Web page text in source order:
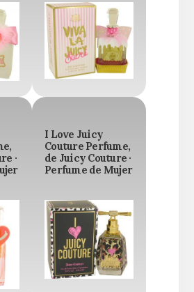
·
I Love Juicy
Couture Perfume,
de Juicy Couture ·
Perfume de Mujer